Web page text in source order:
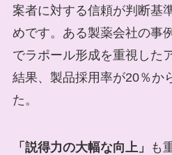
案者に対する信頼が判断基
めです。ある製薬会社の事
でラポール形成を重視した
結果、製品採用率が20％か
た。
「説得力の大幅な向上」
も